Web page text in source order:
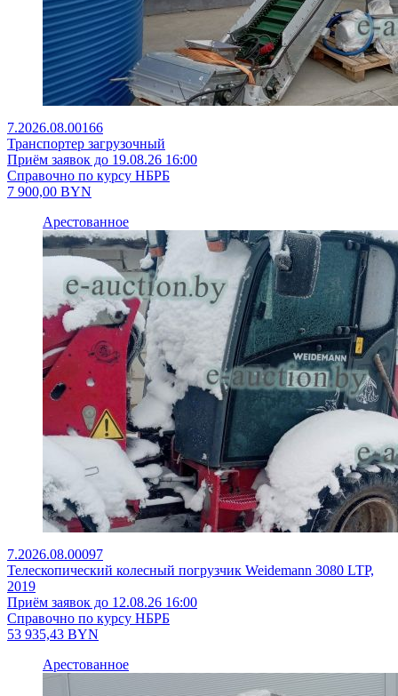
7.2026.08.00166
Транспортер загрузочный
Приём заявок до 19.08.26 16:00
Справочно по курсу НБРБ
7 900,00 BYN
Арестованное
7.2026.08.00097
Телескопический колесный погрузчик Weidemann 3080 LTP,
2019
Приём заявок до 12.08.26 16:00
Справочно по курсу НБРБ
53 935,43 BYN
Арестованное